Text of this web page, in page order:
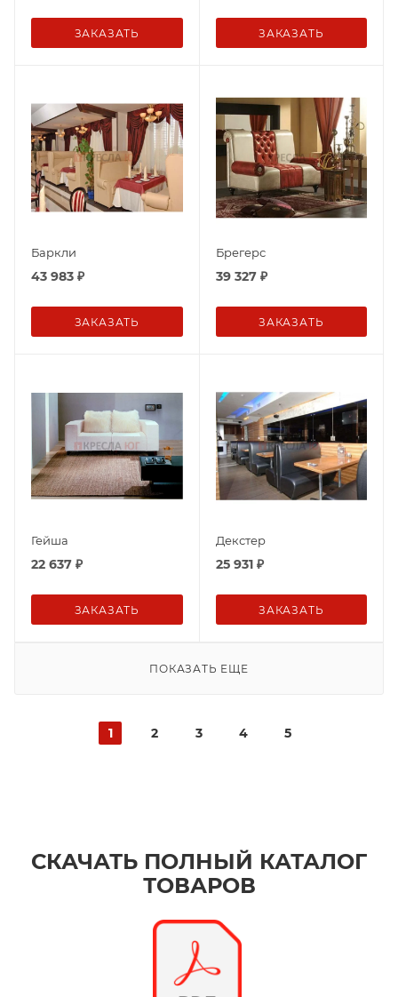
ЗАКАЗАТЬ ЗАКАЗАТЬ
Баркли
43 983 ₽
ЗАКАЗАТЬ
Брегерс
39 327₽
ЗАКАЗАТЬ
Гейша
22 637 ₽
ЗАКАЗАТЬ
Декстер
25 931₽
ЗАКАЗАТЬ
ПОКАЗАТЬ ЕЩЕ
1 2 3 4 5
СКАЧАТЬ ПОЛНЫЙ КАТАЛОГ
ТОВАРОВ